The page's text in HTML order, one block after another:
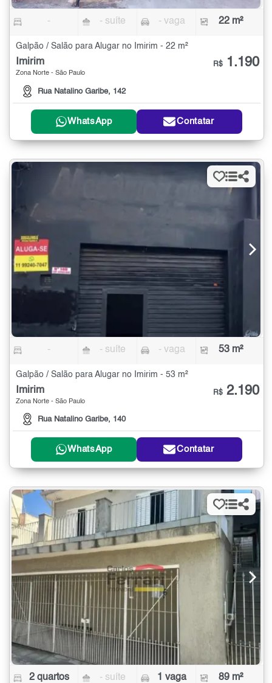
- - suíte - vaga 22 m²
Galpão / Salão para Alugar no Imirim - 22 m²
Imirim
Zona Norte - São Paulo
Rua Natalino Garibe, 142
R$ 1.190
WhatsApp Contatar
- - suíte - vaga 53 m²
Galpão / Salão para Alugar no Imirim - 53 m²
Imirim
Zona Norte - São Paulo
Rua Natalino Garibe, 140
R$ 2.190
WhatsApp Contatar
2 quartos - suíte 1 vaga 89 m²